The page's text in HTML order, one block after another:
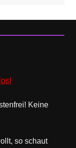
Keine
so schaut